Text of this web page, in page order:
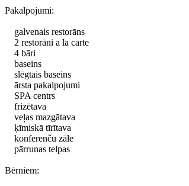
Pakalpojumi:
galvenais restorāns
2 restorāni а la carte
4 bāri
baseins
slēgtais baseins
ārsta pakalpojumi
SPA centrs
frizētava
veļas mazgātava
ķīmiskā tīrītava
konferenču zāle
pārrunas telpas
Bērniem: